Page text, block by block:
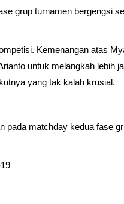
grup turnamen bergengsi
Kemenangan atas
untuk melangkah lebih
yang tak kalah krusial.
pada matchday kedua fase